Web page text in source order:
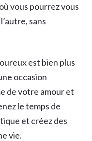
vous pourrez vous
sans
est bien plus
occasion
de votre amour et
le temps de
et créez des
vie.